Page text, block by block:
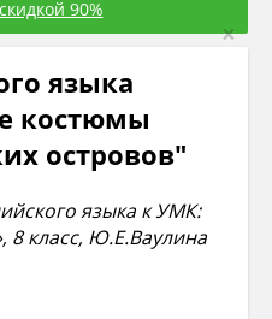
90%
×
языка
костюмы
островов"
языка к УМК:
8 класс, Ю.Е.Ваулина